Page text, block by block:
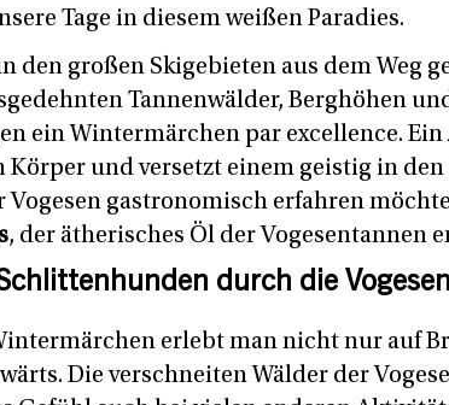
Tage in diesem weißen Paradies.
den großen Skigebieten aus dem Weg
Tannenwälder, Berghöhen
ein Wintermärchen par excellence. Ein
und versetzt einem geistig in den
gastronomisch erfahren
, der ätherisches Öl der Vogesentannen
durch die Vogesen
erlebt man nicht nur auf
Die verschneiten Wälder der